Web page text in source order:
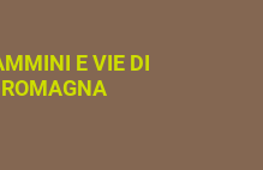
E VIE DI